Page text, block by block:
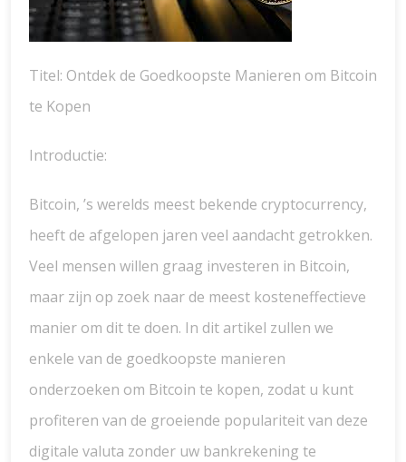
Titel: Ontdek de Goedkoopste Manieren om Bitcoin
te Kopen
Introductie:
Bitcoin, ’s werelds meest bekende cryptocurrency,
heeft de afgelopen jaren veel aandacht getrokken.
Veel mensen willen graag investeren in Bitcoin,
maar zijn op zoek naar de meest kosteneffectieve
manier om dit te doen. In dit artikel zullen we
enkele van de goedkoopste manieren
onderzoeken om Bitcoin te kopen, zodat u kunt
profiteren van de groeiende populariteit van deze
digitale valuta zonder uw bankrekening te